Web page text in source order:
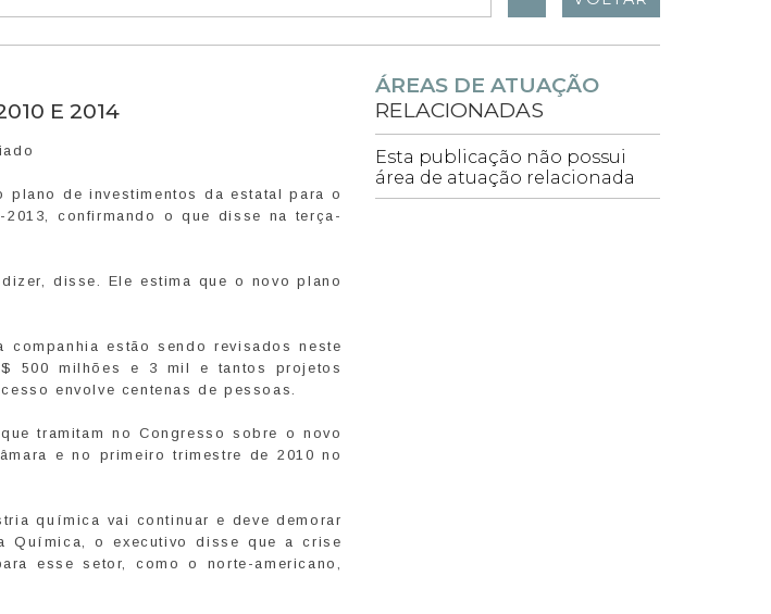
E 2014
de investimentos da estatal para o
confirmando o que disse na terça-
disse. Ele estima que o novo plano
estão sendo revisados neste
500 milhões e 3 mil e tantos projetos
envolve centenas de pessoas.
tramitam no Congresso sobre o novo
e no primeiro trimestre de 2010 no
química vai continuar e deve demorar
Química, o executivo disse que a crise
esse setor, como o norte-americano,
ÁREAS DE ATUAÇÃO
RELACIONADAS
Esta publicação não possui
área de atuação relacionada